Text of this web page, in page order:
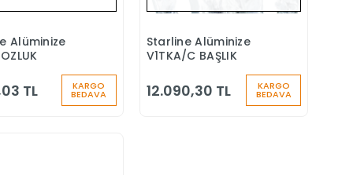
Stokta Yok
Alüminize
TL KARGO
BEDAVA
Stokta Yok
Starline Alüminize
V1TKA/C BAŞLIK
12.090,30 TL KARGO
BEDAVA